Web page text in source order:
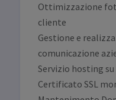
Ottimizzazione
cliente
Gestione e
comunicazione
Servizio hosting su
Certificato SSL